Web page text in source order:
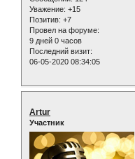
Уважение: +15
Позитив: +7
Провел на форуме:
9 дней 0 часов
Последний визит:
06-05-2020 08:34:05
Artur
Участник